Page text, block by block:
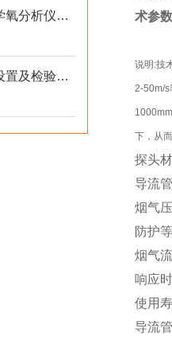
智能氧化锆分析仪与电化学氧分析仪间怎么选？
智能氧化锆分析仪的基本设置及检验操作说明
术参
说明:技
2-50m/
下，从
探头
导流
烟气
防护
烟气
响应
使用
导流